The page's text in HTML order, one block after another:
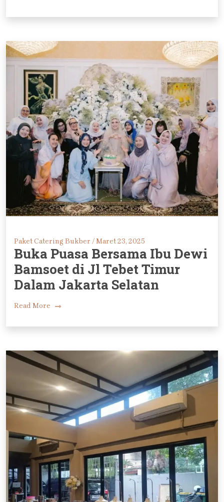
Paket Catering Bukber /Maret 23, 2025
Buka Puasa Bersama Ibu Dewi
Bamsoet di Jl Tebet Timur
Dalam Jakarta Selatan
Read More